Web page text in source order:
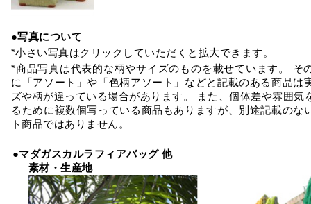
●写真について
*小さい写真はクリックしていただくと拡大できます。
*商品写真は代表的な柄やサイズのものを載せています。 そ
に「アソート」や「色柄アソート」などと記載のある商品は
ズや柄が違っている場合があります。 また、個体差や雰囲気
るために複数個写っている商品もありますが、別途記載のな
ト商品ではありません。
●マダガスカルラフィアバッグ 他
素材・生産地